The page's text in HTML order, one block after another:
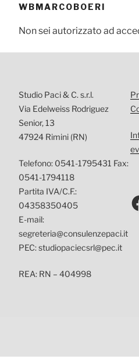
WBMARCOBOERI
Non sei autorizzato ad
Studio Paci & C. s.r.l.
Via Edelweiss Rodriguez
Senior, 13
47924 Rimini (RN)
Telefono: 0541-1795431 Fax:
0541-1794118
Partita IVA/C.F.:
04358350405
E-mail:
segreteria@consulenzepaci.it
PEC: studiopaciecsrl@pec.it
REA: RN – 404998